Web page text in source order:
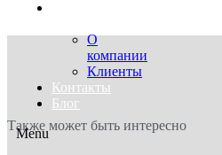
О
компании
Клиенты
Контакты
Блог
Menu
Также может быть интересно